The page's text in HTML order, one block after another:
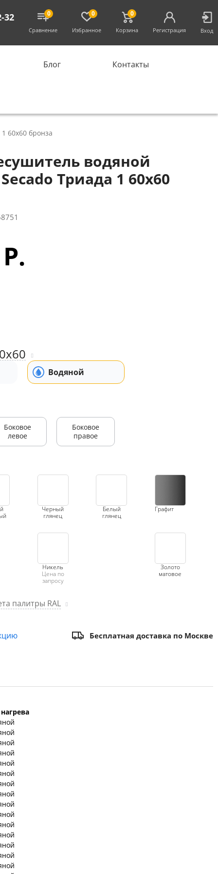
32 0
Сравнение
0
Избранное
0
Корзина Регистрация Вход
Блог Контакты
60x60 бронза
водяной
Триада 1 60x60
Водяной
Боковое
левое
Боковое
правое
Черный
глянец
Белый
глянец
Графит
Никель
Цена по
запросу
Золото
матовое
палитры RAL
Бесплатная доставка по Москве